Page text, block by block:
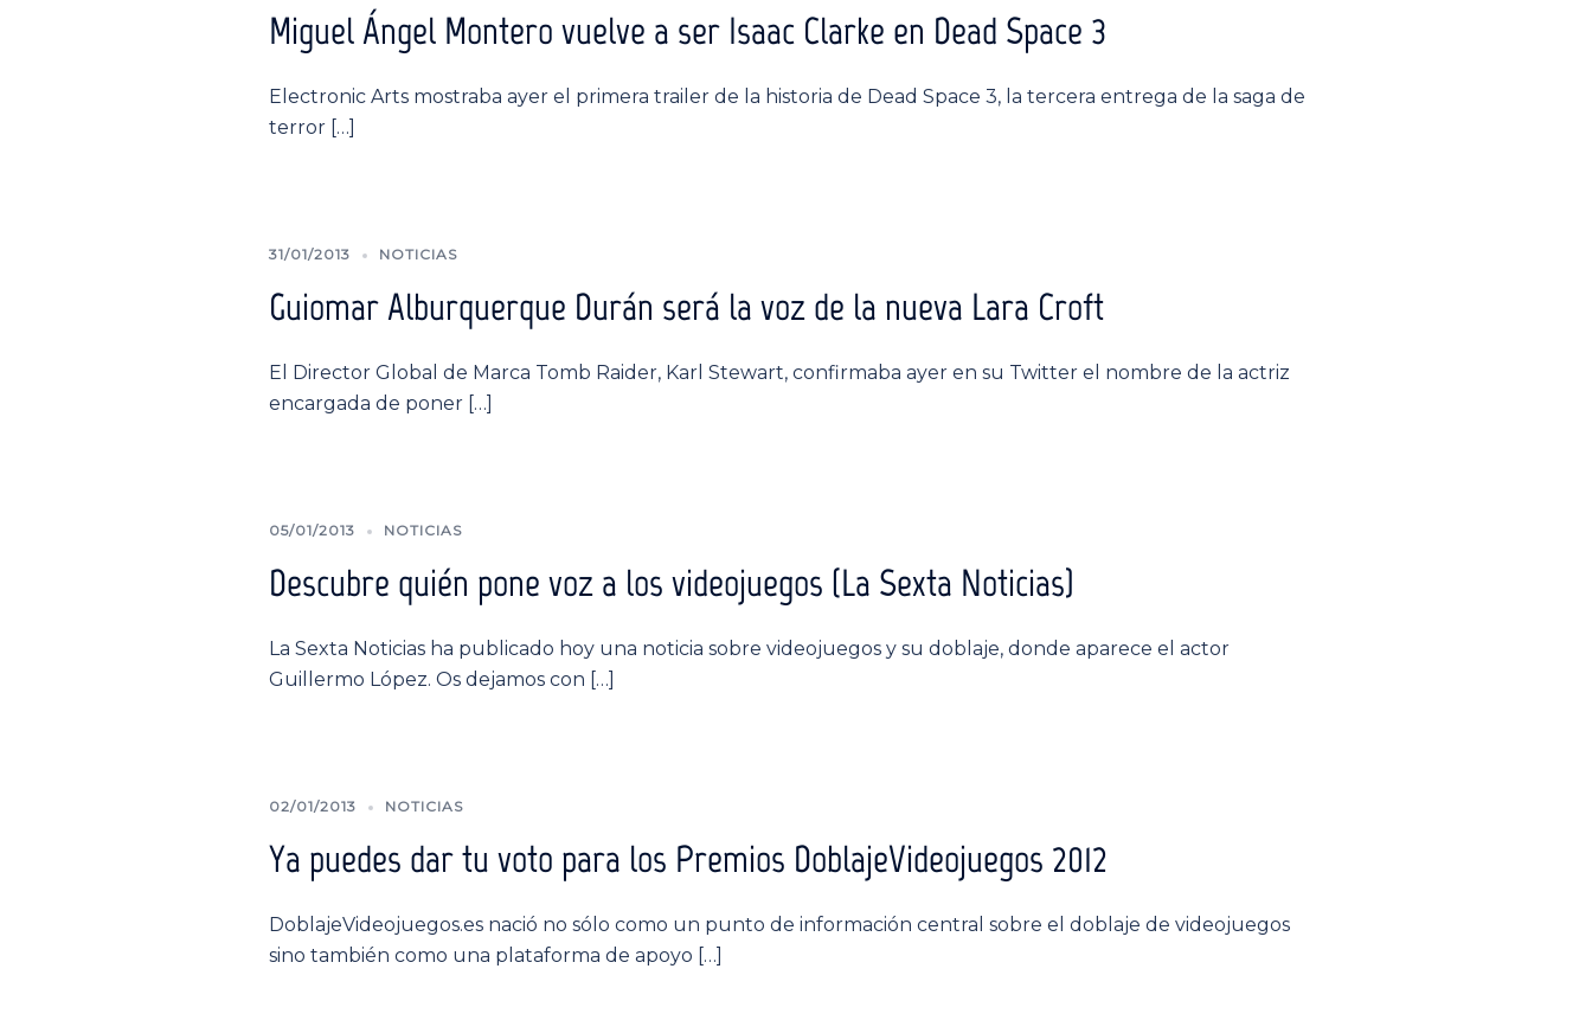
Miguel Ángel Montero vuelve a ser Isaac Clarke en Dead Space 3
Electronic Arts mostraba ayer el primera trailer de la historia de Dead Space 3, la tercera entrega de la saga de
terror […]
31/01/2013 NOTICIAS
Guiomar Alburquerque Durán será la voz de la nueva Lara Croft
El Director Global de Marca Tomb Raider, Karl Stewart, confirmaba ayer en su Twitter el nombre de la actriz
encargada de poner […]
05/01/2013 NOTICIAS
Descubre quién pone voz a los videojuegos (La Sexta Noticias)
La Sexta Noticias ha publicado hoy una noticia sobre videojuegos y su doblaje, donde aparece el actor
Guillermo López. Os dejamos con […]
02/01/2013 NOTICIAS
Ya puedes dar tu voto para los Premios DoblajeVideojuegos 2012
DoblajeVideojuegos.es nació no sólo como un punto de información central sobre el doblaje de videojuegos
sino también como una plataforma de apoyo […]